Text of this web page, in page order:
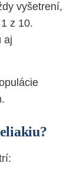
vyšetrení,
z 10.
aj